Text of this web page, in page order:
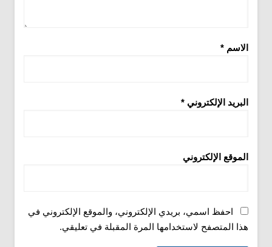
الاسم *
البريد الإلكتروني *
الموقع الإلكتروني
احفظ اسمي، بريدي الإلكتروني، والموقع الإلكتروني في
هذا المتصفح لاستخدامها المرة المقبلة في تعليقي.